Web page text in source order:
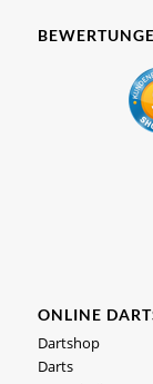
ONLINE
Dartshop
Darts